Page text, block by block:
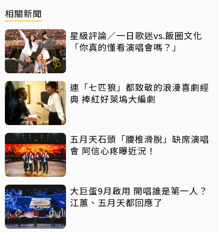
相關新聞
星級評論／一日歌迷vs.飯圈文化
「你真的懂看演唱會嗎？」
連「七匹狼」都致敬的浪漫喜劇經
典 捧紅好萊塢大編劇
五月天石頭「腰椎滑脫」缺席演唱
會 阿信心疼曝近況！
大巨蛋9月啟用 開唱誰是第一人？
江蕙、五月天都回應了